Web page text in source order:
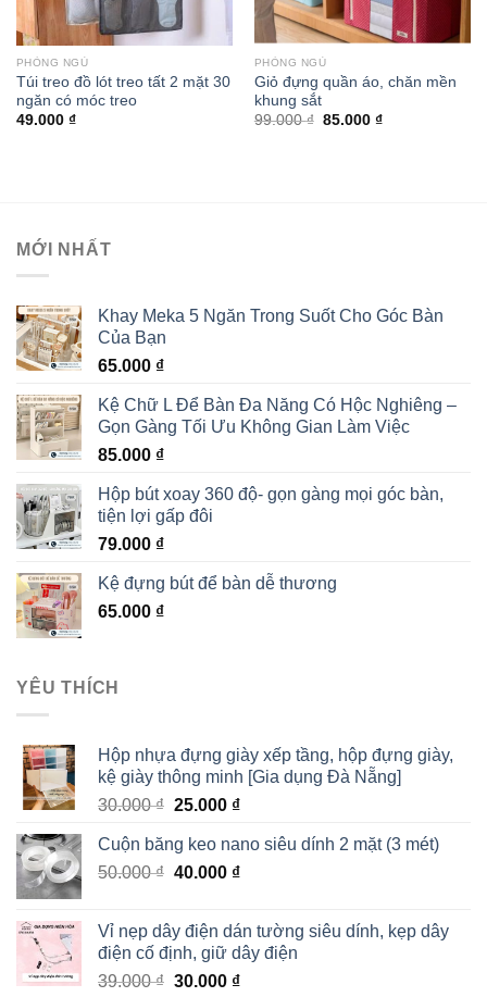
PHÒNG NGỦ
Túi treo đồ lót treo tất 2 mặt 30
ngăn có móc treo
49.000 ₫
PHÒNG NGỦ
Giỏ đựng quần áo, chăn mền
khung sắt
99.000₫ 85.000 ₫
MỚI NHẤT
Khay Meka 5 Ngăn Trong Suốt Cho Góc Bàn
Của Bạn
65.000 ₫
Kệ Chữ L Để Bàn Đa Năng Có Hộc Nghiêng –
Gọn Gàng Tối Ưu Không Gian Làm Việc
85.000 ₫
Hộp bút xoay 360 độ- gọn gàng mọi góc bàn,
tiện lợi gấp đôi
79.000 ₫
Kệ đựng bút để bàn dễ thương
65.000 ₫
YÊU THÍCH
Hộp nhựa đựng giày xếp tầng, hộp đựng giày,
kệ giày thông minh [Gia dụng Đà Nẵng]
30.000₫ 25.000 ₫
Cuộn băng keo nano siêu dính 2 mặt (3 mét)
50.000₫ 40.000 ₫
Vỉ nẹp dây điện dán tường siêu dính, kẹp dây
điện cố định, giữ dây điện
39.000₫ 30.000 ₫